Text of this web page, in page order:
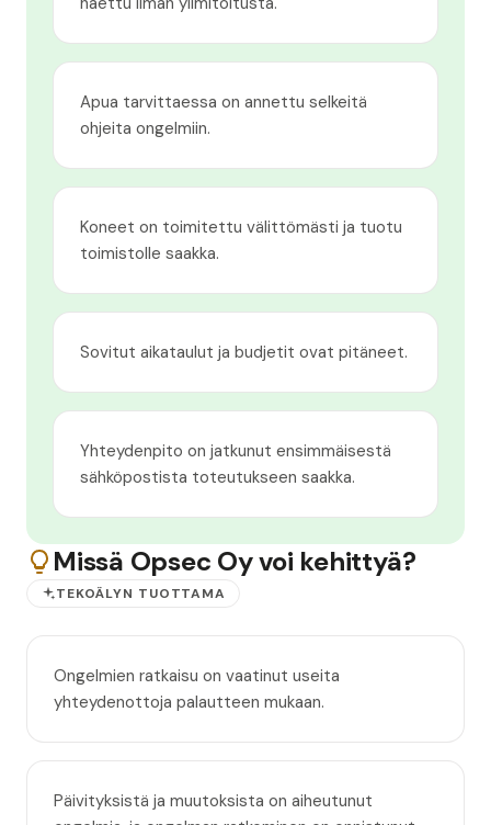
Apua tarvittaessa on annettu selkeitä
ohjeita ongelmiin.
Koneet on toimitettu välittömästi ja tuotu
toimistolle saakka.
Sovitut aikataulut ja budjetit ovat pitäneet.
Yhteydenpito on jatkunut ensimmäisestä
sähköpostista toteutukseen saakka.
Missä Opsec Oy voi kehittyä?
TEKOÄLYN TUOTTAMA
Ongelmien ratkaisu on vaatinut useita
yhteydenottoja palautteen mukaan.
Päivityksistä ja muutoksista on aiheutunut